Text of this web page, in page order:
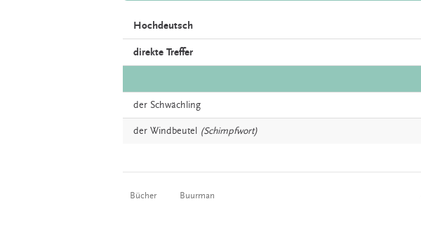
Hochdeutsch
direkte Treffer
der Schwächling
der Windbeutel (Schimpfwort)
Bücher Buurman